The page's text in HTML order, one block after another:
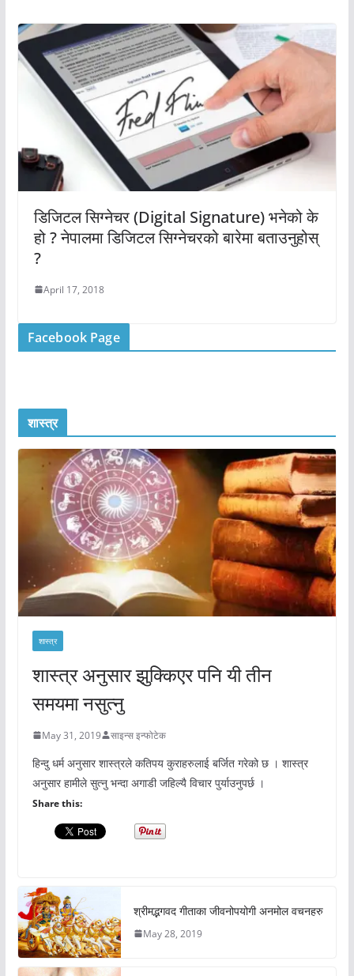
डिजिटल सिग्नेचर (Digital Signature) भनेको के
हो ? नेपालमा डिजिटल सिग्नेचरको बारेमा बताउनुहोस्
?
April 17, 2018
Facebook Page
शास्त्र
शास्त्र
शास्त्र अनुसार झुक्किएर पनि यी तीन
समयमा नसुत्नु
May 31, 2019 साइन्स इन्फोटेक
हिन्दु धर्म अनुसार शास्त्रले कतिपय कुराहरुलाई बर्जित गरेको छ । शास्त्र
अनुसार हामीले सुत्नु भन्दा अगाडी जहिल्यै विचार पुर्याउनुपर्छ ।
Share this:
श्रीमद्भगवद गीताका जीवनोपयोगी अनमोल वचनहरु
May 28, 2019